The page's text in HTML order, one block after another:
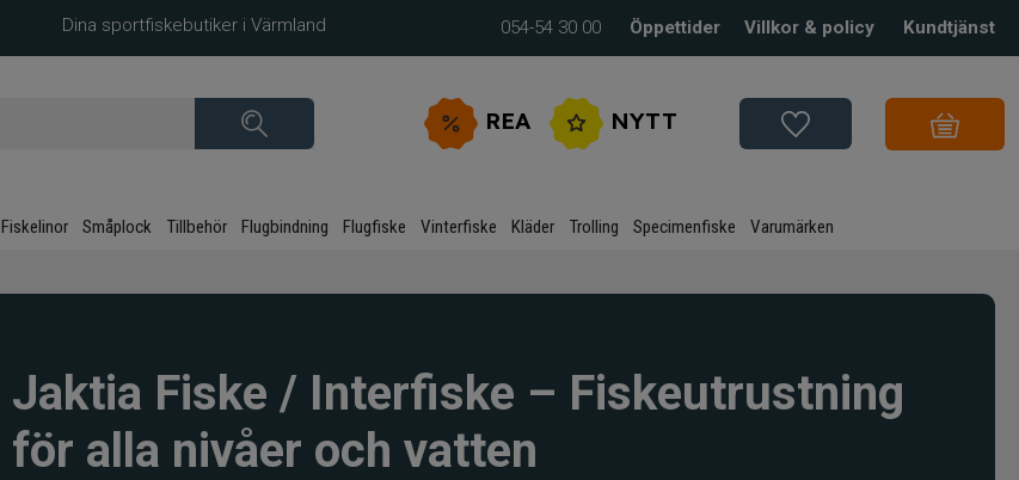
Dina sportfiskebutiker i Värmland 054-54 30 00 Öppettider Villkor & policy Kundtjänst
REA NYTT
Fiskelinor Småplock Tillbehör Flugbindning Flugfiske Vinterfiske Kläder Trolling Specimenfiske Varumärken
Jaktia Fiske / Interfiske – Fiskeutrustning
för alla nivåer och vatten